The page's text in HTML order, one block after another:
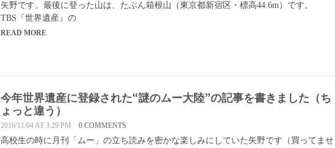
矢野です。最後に登った山は、たぶん箱根山（東京都新宿区・標高44.6m）です。
TBS『世界遺産』の
READ MORE
今年世界遺産に登録された“謎のムー大陸”の記事を書きました（ち
ょっと違う）
2016/11/04 AT 3:29 PM 0 COMMENTS
高校生の時に月刊「ムー」の立ち読みを密かな楽しみにしていた矢野です（買ってませ